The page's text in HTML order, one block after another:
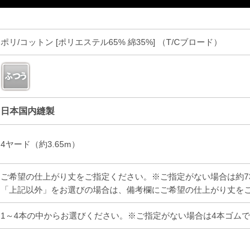
ポリ/コットン [ポリエステル65% 綿35%] （T/Cブロード）
日本国内縫製
4ヤード（約3.65m）
ご希望の仕上がり丈をご指定ください。※ご指定がない場合は約
「上記以外」をお選びの場合は、備考欄にご希望の仕上がり丈を
1～4本の中からお選びください。※ご指定がない場合は4本ゴムで